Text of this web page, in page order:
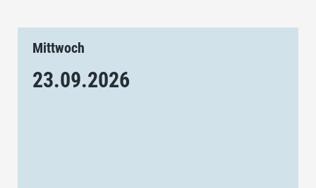
Mittwoch
23.09.2026